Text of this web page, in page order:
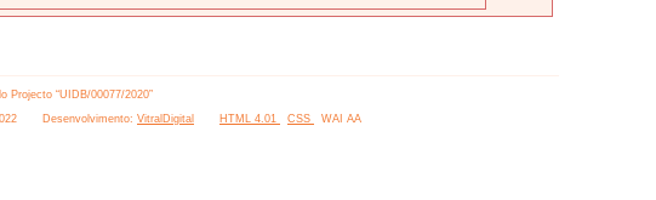
Projecto “UIDB/00077/2020”
Desenvolvimento: VitralDigital HTML 4.01 CSS WAI AA